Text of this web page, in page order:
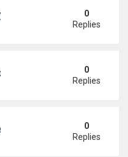
Thẩm Thuý Hằng0
Replies
bảo hiểm
0
Replies
kém người khác"
0
Replies